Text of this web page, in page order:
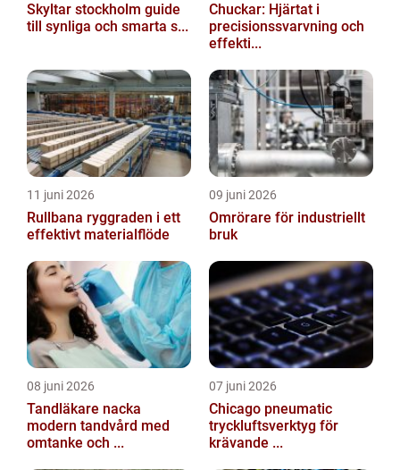
Skyltar stockholm guide
till synliga och smarta s...
Chuckar: Hjärtat i
precisionssvarvning och
effekti...
11 juni 2026
Rullbana ryggraden i ett
effektivt materialflöde
09 juni 2026
Omrörare för industriellt
bruk
08 juni 2026
Tandläkare nacka
modern tandvård med
omtanke och ...
07 juni 2026
Chicago pneumatic
tryckluftsverktyg för
krävande ...